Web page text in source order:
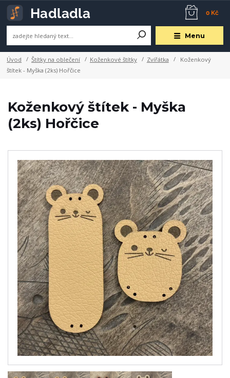
Menu
0 Kč
Úvod Štítky na oblečení Koženkové štítky Zvířátka
Koženkový
štítek - Myška (2ks) Hořčice
Koženkový štítek - Myška
(2ks) Hořčice